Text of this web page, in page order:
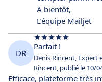
A bientôt,
L’équipe Mailjet
DR
Parfait !
Denis Rincent,
Rincent, publié le 10/
Efficace, plateforme très